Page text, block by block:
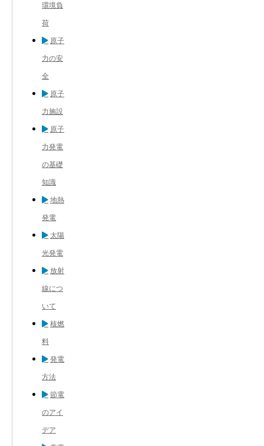
環境負
荷
原子
力の安
全
原子
力施設
原子
力発電
の基礎
知識
地熱
発電
太陽
光発電
放射
線につ
いて
核燃
料
発電
方法
節電
のアイ
デア